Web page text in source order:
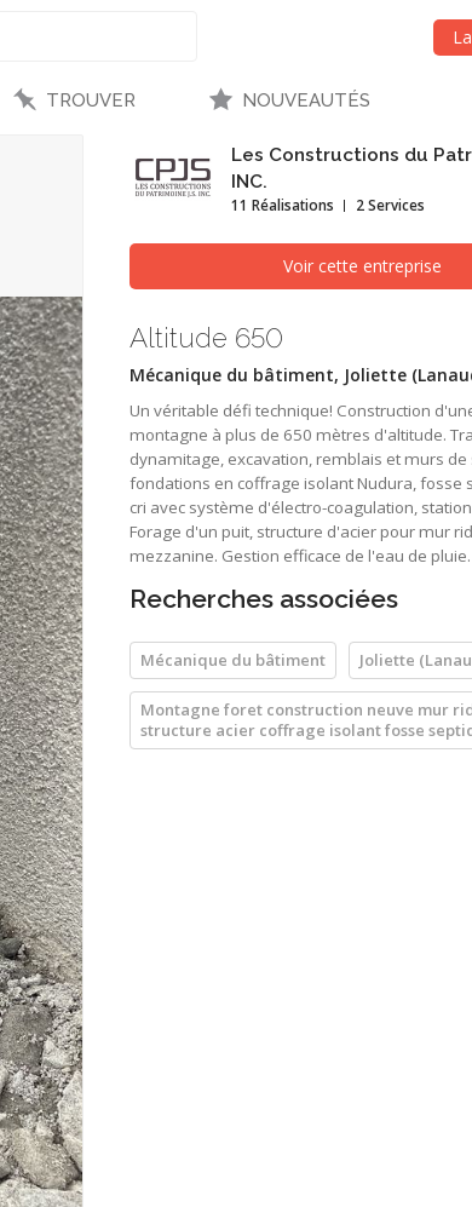
TROUVER NOUVEAUTÉS
Les Constructions du
INC.
11 Réalisations 2 Services
Voir cette entreprise
Altitude 650
Mécanique du bâtiment, Joliette
Un véritable défi technique! Construction
montagne à plus de 650 mètres d'altitude.
dynamitage, excavation, remblais et murs
fondations en coffrage isolant Nudura, fosse
cri avec système d'électro-coagulation,
Forage d'un puit, structure d'acier pour mur
mezzanine. Gestion efficace de l'eau de pluie.
Recherches associées
Mécanique du bâtiment Joliette
Montagne foret construction neuve mur
structure acier coffrage isolant fosse